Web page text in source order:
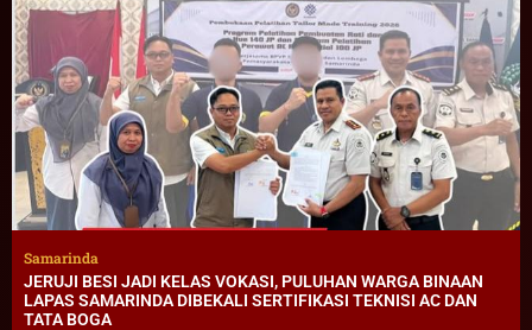
Samarinda
JERUJI BESI JADI KELAS VOKASI, PULUHAN WARGA BINAAN
LAPAS SAMARINDA DIBEKALI SERTIFIKASI TEKNISI AC DAN
TATA BOGA